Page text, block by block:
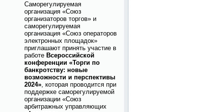
Саморегулируемая
организация «Союз
организаторов торгов» и
саморегулируемая
организация «Союз операторов
электронных площадок»
приглашают принять участие в
работе Всероссийской
конференции «Торги по
банкротству: новые
возможности и перспективы
2024», которая проводится при
поддержке саморегулируемой
организации «Союз
арбитражных управляющих